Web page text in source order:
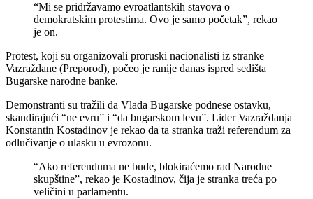
“Mi se pridržavamo evroatlantskih stavova o
demokratskim protestima. Ovo je samo početak”, rekao
je on.
Protest, koji su organizovali proruski nacionalisti iz stranke
Vazraždane (Preporod), počeo je ranije danas ispred sedišta
Bugarske narodne banke.
Demonstranti su tražili da Vlada Bugarske podnese ostavku,
skandirajući “ne evru” i “da bugarskom levu”. Lider Vazraždanja
Konstantin Kostadinov je rekao da ta stranka traži referendum za
odlučivanje o ulasku u evrozonu.
“Ako referenduma ne bude, blokiraćemo rad Narodne
skupštine”, rekao je Kostadinov, čija je stranka treća po
veličini u parlamentu.